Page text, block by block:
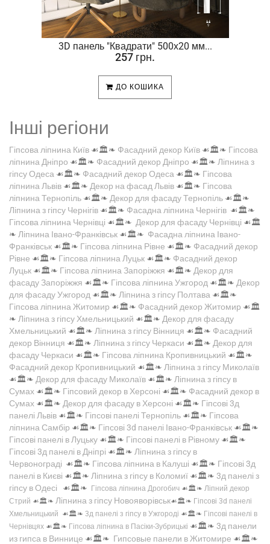
3D панель "Квадрати" 500х20 мм...
257 грн.
ДО КОШИКА
Інші регіони
Гіпсова ліпнина Київ ☙🏛️❧ Фасадний декор Київ ☙🏛️❧ Гіпсова
ліпнина Дніпро ☙🏛️❧ Фасадний декор Дніпро ☙🏛️❧ Ліпнина з
гіпсу Одеса ☙🏛️❧ Фасадний декор Одеса ☙🏛️❧ Гіпсова
ліпнина Львів ☙🏛️❧ Декор на фасад Львів ☙🏛️❧ Гіпсова
ліпнина Тернопіль ☙🏛️❧ Декор для фасаду Тернопіль ☙🏛️❧
Ліпнина з гіпсу Чернігів ☙🏛️❧ Фасадна ліпнина Чернігів ☙🏛️❧
Гіпсова ліпнина Чернівці ☙🏛️❧ Декор для фасаду Чернівці ☙🏛️
❧ Ліпнина Івано-Франківськ ☙🏛️❧ Фасадна ліпнина Івано-
Франківськ ☙🏛️❧ Гіпсова ліпнина Рівне ☙🏛️❧ Фасадний декор
Рівне ☙🏛️❧ Гіпсова ліпнина Луцьк ☙🏛️❧ Фасадний декор
Луцьк ☙🏛️❧ Гіпсова ліпнина Запоріжжя ☙🏛️❧ Декор для
фасаду Запоріжжя ☙🏛️❧ Гіпсова ліпнина Ужгород ☙🏛️❧ Декор
для фасаду Ужгород ☙🏛️❧ Ліпнина з гіпсу Полтава ☙🏛️❧
Гіпсова ліпнина Житомир ☙🏛️❧ Фасадний декор Житомир ☙🏛️
❧ Ліпнина з гіпсу Хмельницький ☙🏛️❧ Декор для фасаду
Хмельницький ☙🏛️❧ Ліпнина з гіпсу Вінниця ☙🏛️❧ Фасадний
декор Вінниця ☙🏛️❧ Ліпнина з гіпсу Черкаси ☙🏛️❧ Декор для
фасаду Черкаси ☙🏛️❧ Гіпсова ліпнина Кропивницький ☙🏛️❧
Фасадний декор Кропивницький ☙🏛️❧ Ліпнина з гіпсу Миколаїв
☙🏛️❧ Декор для фасаду Миколаїв ☙🏛️❧ Ліпнина з гіпсу в
Сумах ☙🏛️❧ Гіпсовий декор в Херсоні ☙🏛️❧ Фасадний декор в
Сумах ☙🏛️❧ Декор для фасаду в Херсоні ☙🏛️❧ Гіпсові 3д
панелі Львів ☙🏛️❧ Гіпсові панелі Тернопіль ☙🏛️❧ Гіпсова
ліпнина Самбір ☙🏛️❧ Гіпсові 3d панелі Івано-Франківськ ☙🏛️❧
Гіпсові панелі в Луцьку ☙🏛️❧ Гіпсові панелі в Рівному ☙🏛️❧
Гіпсові 3д панелі в Дніпрі ☙🏛️❧ Ліпнина з гіпсу в
Червонограді ☙🏛️❧ Гіпсова ліпнина в Калуші ☙🏛️❧ Гіпсові 3д
панелі в Києві ☙🏛️❧ Ліпнина з гіпсу в Коломиї ☙🏛️❧ 3д панелі з
гіпсу в Одесі ☙🏛️❧ Гіпсова ліпнина Дрогобич ☙🏛️❧ Ліпний декор
Стрий ☙🏛️❧ Ліпнина з гіпсу Новояворівськ☙🏛️❧ Гіпсові 3d панелі
Хмельницький ☙🏛️❧ 3д панелі з гіпсу в Ужгороді ☙🏛️❧ Гіпсові панелі в
Чернівцях ☙🏛️❧ Гіпсова ліпнина в Пасіки-Зубрицькі ☙🏛️❧ 3д панели
из гипса в Виннице ☙🏛️❧ Гипсовые панели в Житомире ☙🏛️❧